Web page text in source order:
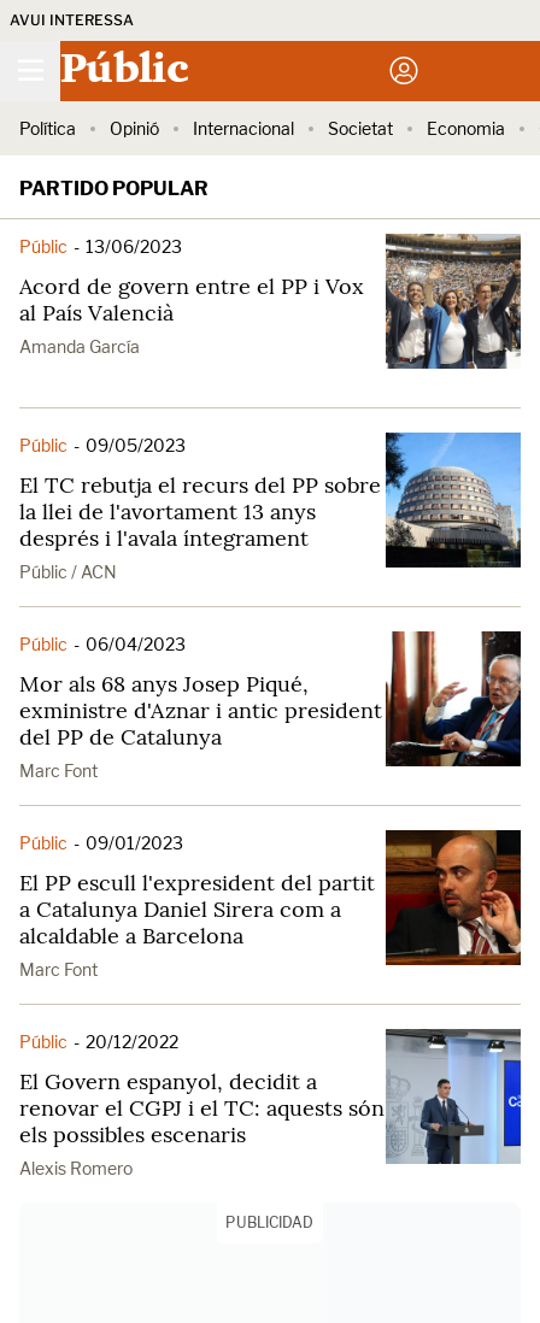
AVUI INTERESSA
Públic
Política Opinió Internacional Societat Economia
PARTIDO POPULAR
Públic - 13/06/2023
Acord de govern entre el PP i Vox
al País Valencià
Amanda García
Públic - 09/05/2023
El TC rebutja el recurs del PP sobre
la llei de l'avortament 13 anys
després i l'avala íntegrament
Públic / ACN
Públic - 06/04/2023
Mor als 68 anys Josep Piqué,
exministre d'Aznar i antic president
del PP de Catalunya
Marc Font
Públic - 09/01/2023
El PP escull l'expresident del partit
a Catalunya Daniel Sirera com a
alcaldable a Barcelona
Marc Font
Públic - 20/12/2022
El Govern espanyol, decidit a
renovar el CGPJ i el TC: aquests són
els possibles escenaris
Alexis Romero
PUBLICIDAD